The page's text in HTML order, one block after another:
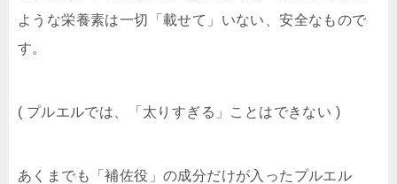
ような栄養素は一切「載せて」いない、安全なもので
す。
( プルエルでは、「太りすぎる」ことはできない )
あくまでも「補佐役」の成分だけが入ったプルエル